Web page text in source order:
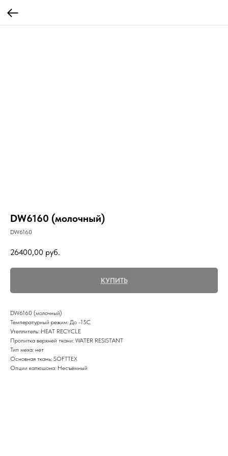
DW6160 (молочный)
DW6160
26400,00 руб.
КУПИТЬ
DW6160 (молочный)
Температурный режим: До -15С
Утеплитель: HEAT RECYCLE
Пропитка верхней ткани: WATER RESISTANT
Тип меха: нет
Основная ткань: SOFTTEX
Опции капюшона: Несъёмный